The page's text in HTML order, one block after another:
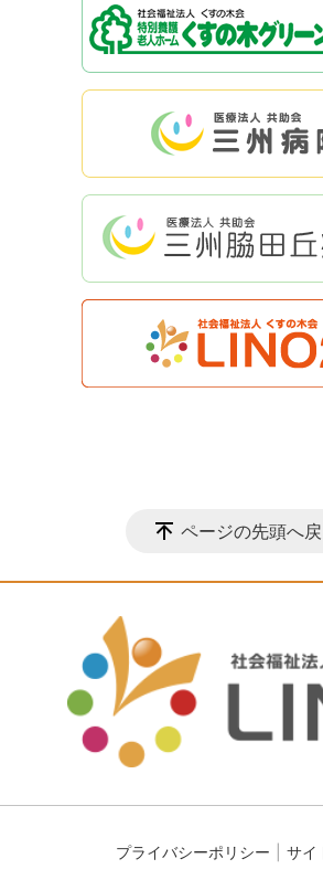
ページの先頭へ
プライバシーポリシー サイ